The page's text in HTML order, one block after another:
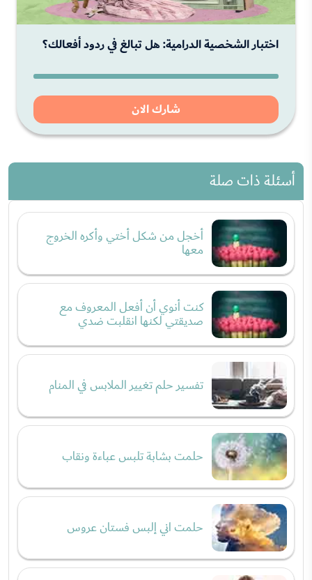
اختبار الشخصية الدرامية: هل تبالغ في ردود أفعالك؟
شارك الان
أسئلة ذات صلة
أخجل من شكل أختي وأكره الخروج
معها
كنت أنوي أن أفعل المعروف مع
صديقتي لكنها انقلبت ضدي
تفسير حلم تغيير الملابس في المنام
حلمت بشابة تلبس عباءة ونقاب
حلمت اني إلبس فستان عروس